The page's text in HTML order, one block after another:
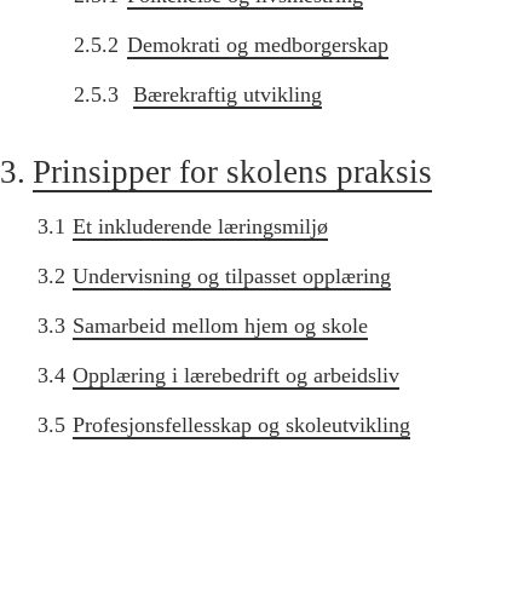
2.5.2 Demokrati og medborgerskap
2.5.3 Bærekraftig utvikling
3. Prinsipper for skolens praksis
3.1 Et inkluderende læringsmiljø
3.2 Undervisning og tilpasset opplæring
3.3 Samarbeid mellom hjem og skole
3.4 Opplæring i lærebedrift og arbeidsliv
3.5 Profesjonsfellesskap og skoleutvikling